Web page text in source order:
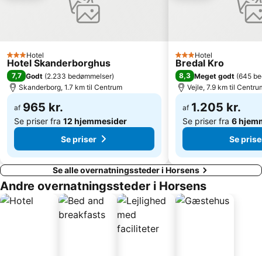
3 Stjerner
Hotel
Hotel Skanderborghus
7,7 Godt (2.233 bedømmelser)
Skanderborg, 1.7 km til Centrum
af 965 kr.
Se priser fra 12 hjemmesider
Se priser
3 Stjerner
Hotel
Bredal Kro
8,3 Meget godt (645
Vejle, 7.9 km til
af 1.205 kr.
Se priser fra 6
Se
Se alle overnatningssteder i Horsens
Andre overnatningssteder i Horsens